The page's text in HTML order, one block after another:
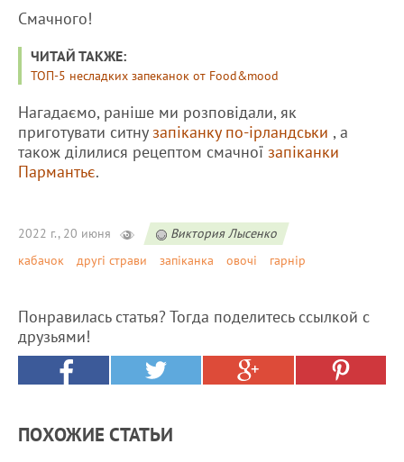
Смачного!
ЧИТАЙ ТАКЖЕ:
ТОП-5 несладких запеканок от Food&mood
Нагадаємо, раніше ми розповідали, як
приготувати ситнузапіканку по-ірландськи , а
також ділилися рецептом смачної запіканки
Пармантьє.
2022 г., 20 июня
Виктория Лысенко
кабачок
другі страви запіканка овочі гарнір
Понравилась статья? Тогда поделитесь ссылкой с
друзьями!
ПОХОЖИЕ СТАТЬИ